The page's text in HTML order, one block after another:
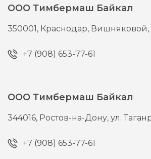
ООО Тимбермаш Байкал
350001, Краснодар, Вишняковой,
+7 (908) 653-77-61
ООО Тимбермаш Байкал
344016, Ростов-на-Дону,ул.
+7 (908) 653-77-61